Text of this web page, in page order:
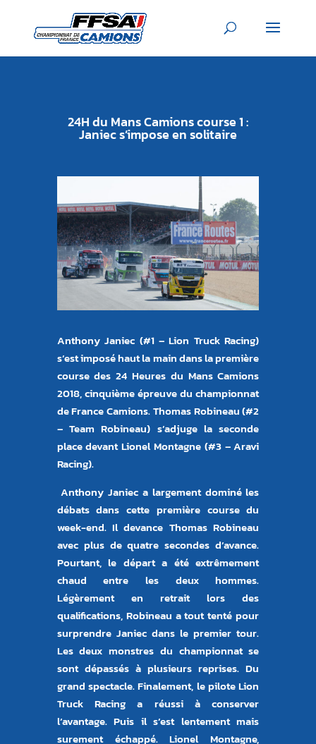
24H du Mans Camions course 1 :
Janiec s’impose en solitaire
Anthony Janiec (#1 – Lion Truck Racing)
s’est imposé haut la main dans la première
course des 24 Heures du Mans Camions
2018, cinquième épreuve du championnat
de France Camions. Thomas Robineau (#2
– Team Robineau) s’adjuge la seconde
place devant Lionel Montagne (#3 – Aravi
Racing).
Anthony Janiec a largement dominé les
débats dans cette première course du
week-end. Il devance Thomas Robineau
avec plus de quatre secondes d’avance.
Pourtant, le départ a été extrêmement
chaud entre les deux hommes.
Légèrement en retrait lors des
qualifications, Robineau a tout tenté pour
surprendre Janiec dans le premier tour.
Les deux monstres du championnat se
sont dépassés à plusieurs reprises. Du
grand spectacle. Finalement, le pilote Lion
Truck Racing a réussi à conserver
l’avantage. Puis il s’est lentement mais
surement échappé. Lionel Montagne,